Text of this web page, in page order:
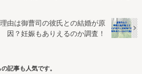
由は御曹司の彼氏との結婚が原
因？妊娠もありえるのか調査！
記事も人気です。